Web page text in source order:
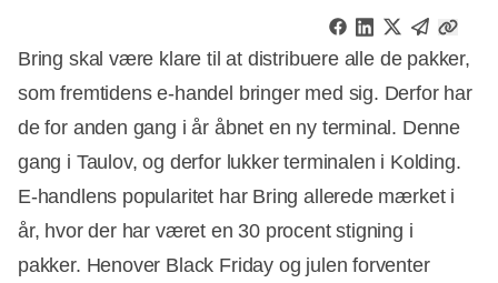
Bring skal være klare til at distribuere alle de pakker,
som fremtidens e-handel bringer med sig. Derfor har
de for anden gang i år åbnet en ny terminal. Denne
gang i Taulov, og derfor lukker terminalen i Kolding.
E-handlens popularitet har Bring allerede mærket i
år, hvor der har været en 30 procent stigning i
pakker. Henover Black Friday og julen forventer